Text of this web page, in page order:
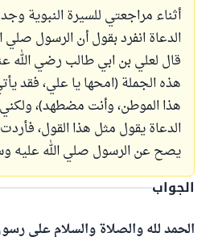
أثناء مراجعتي للسيرة النبوية
الدعاة انفرد بقول أن الرسول
قال لعلي بن ابي طالب رضي الله
هذه الجملة (امحها يا علي، فقد
هذا الموطن، وأنت مضطهد)،
الدعاة يقول مثل هذا القول،
يصح عن الرسول صلي الله عليه
الجواب
الحمد لله والصلاة والسلام على